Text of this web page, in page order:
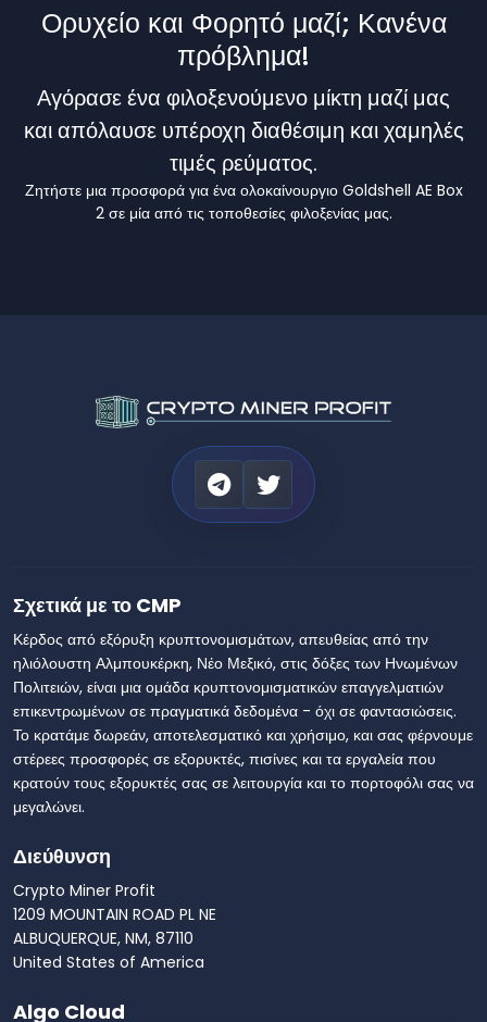
Ορυχείο και Φορητό μαζί; Κανένα
πρόβλημα!
Αγόρασε ένα φιλοξενούμενο μίκτη μαζί μας
και απόλαυσε υπέροχη διαθέσιμη και χαμηλές
τιμές ρεύματος.
Ζητήστε μια προσφορά για ένα ολοκαίνουργιο Goldshell AE Box
2 σε μία από τις τοποθεσίες φιλοξενίας μας.
Σχετικά με το CMP
Κέρδος από εξόρυξη κρυπτονομισμάτων, απευθείας από την
ηλιόλουστη Αλμπουκέρκη, Νέο Μεξικό, στις δόξες των Ηνωμένων
Πολιτειών, είναι μια ομάδα κρυπτονομισματικών επαγγελματιών
επικεντρωμένων σε πραγματικά δεδομένα - όχι σε φαντασιώσεις.
Το κρατάμε δωρεάν, αποτελεσματικό και χρήσιμο, και σας φέρνουμε
στέρεες προσφορές σε εξορυκτές, πισίνες και τα εργαλεία που
κρατούν τους εξορυκτές σας σε λειτουργία και το πορτοφόλι σας να
μεγαλώνει.
Διεύθυνση
Crypto Miner Profit
1209 MOUNTAIN ROAD PL NE
ALBUQUERQUE, NM, 87110
United States of America
Algo Cloud